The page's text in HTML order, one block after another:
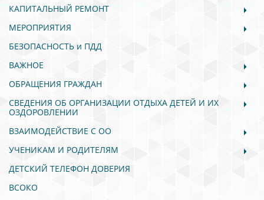
КАПИТАЛЬНЫЙ РЕМОНТ
МЕРОПРИЯТИЯ
БЕЗОПАСНОСТЬ и ПДД
ВАЖНОЕ
ОБРАЩЕНИЯ ГРАЖДАН
СВЕДЕНИЯ ОБ ОРГАНИЗАЦИИ ОТДЫХА ДЕТЕЙ И ИХ
ОЗДОРОВЛЕНИИ
ВЗАИМОДЕЙСТВИЕ С ОО
УЧЕНИКАМ И РОДИТЕЛЯМ
ДЕТСКИЙ ТЕЛЕФОН ДОВЕРИЯ
ВСОКО